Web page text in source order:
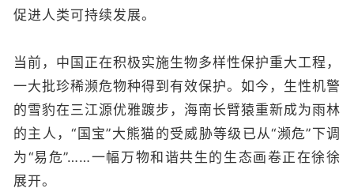
促进人类可持续发展。
当前，中国正在积极实施生物多样性保护重大工程，
一大批珍稀濒危物种得到有效保护。如今，生性机警
的雪豹在三江源优雅踱步，海南长臂猿重新成为雨林
的主人，“国宝”大熊猫的受威胁等级已从“濒危”下调
为“易危”……一幅万物和谐共生的生态画卷正在徐徐
展开。